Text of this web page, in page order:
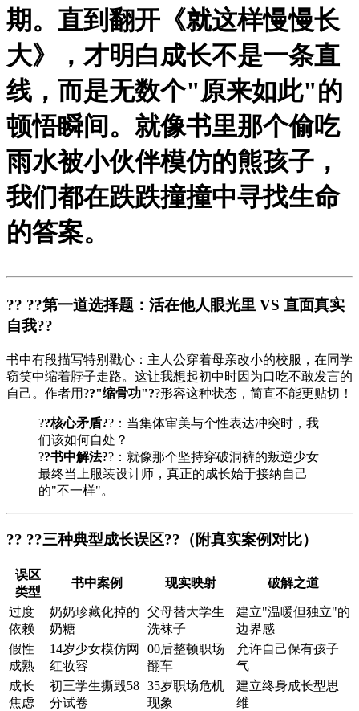
期。直到翻开《就这样慢慢长
大》，才明白成长不是一条直
线，而是无数个"原来如此"的
顿悟瞬间。就像书里那个偷吃
雨水被小伙伴模仿的熊孩子，
我们都在跌跌撞撞中寻找生命
的答案。
?? ??第一道选择题：活在他人眼光里 VS 直面真实
自我??
书中有段描写特别戳心：主人公穿着母亲改小的校服，在同学
窃笑中缩着脖子走路。这让我想起初中时因为口吃不敢发言的
自己。作者用??"缩骨功"??形容这种状态，简直不能更贴切！
??核心矛盾??：当集体审美与个性表达冲突时，我
们该如何自处？
??书中解法??：就像那个坚持穿破洞裤的叛逆少女
最终当上服装设计师，真正的成长始于接纳自己
的"不一样"。
?? ??三种典型成长误区??（附真实案例对比）
误区
类型
书中案例 现实映射 破解之道
过度
依赖
奶奶珍藏化掉的
奶糖
父母替大学生
洗袜子
建立"温暖但独立"的
边界感
假性
成熟
14岁少女模仿网
红妆容
00后整顿职场
翻车
允许自己保有孩子
气
成长
焦虑
初三学生撕毁58
分试卷
35岁职场危机
现象
建立终身成长型思
维